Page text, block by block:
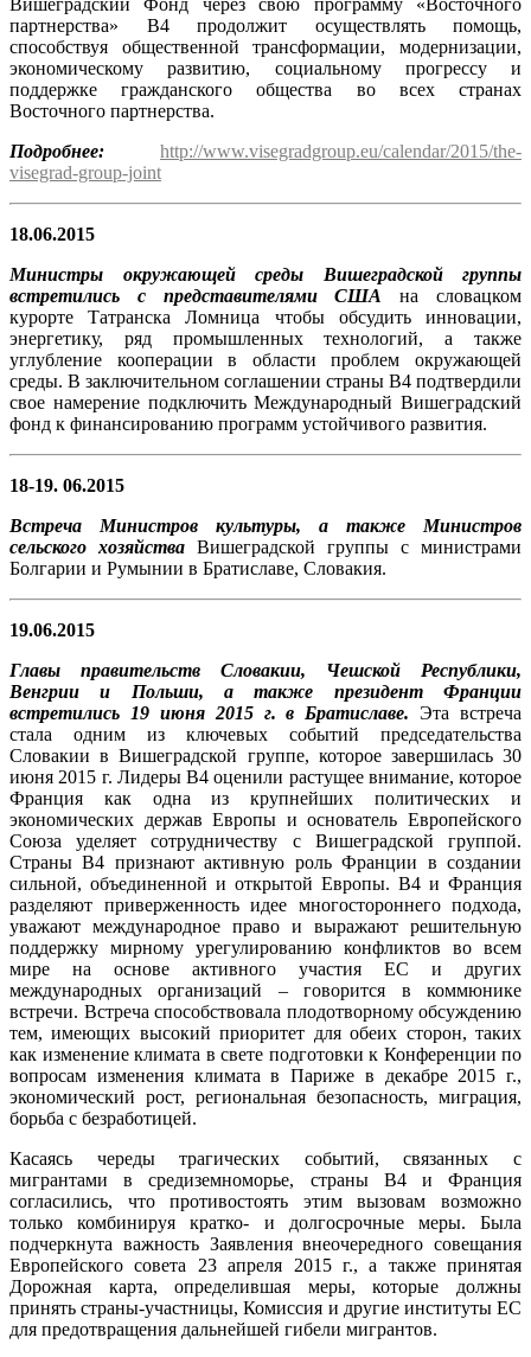
партнерства» В4 продолжит осуществлять помощь,
способствуя общественной трансформации, модернизации,
экономическому развитию, социальному прогрессу и
поддержке гражданского общества во всех странах
Восточного партнерства.
Подробнее:
http://www.visegradgroup.eu/calendar/2015/the-
visegrad-group-joint
18.06.2015
Министры окружающей среды Вишеградской группы
встретились с представителями США
на словацком
курорте Татранска Ломница чтобы обсудить инновации,
энергетику, ряд промышленных технологий, а также
углубление кооперации в области проблем окружающей
среды. В заключительном соглашении страны В4 подтвердили
свое намерение подключить Международный Вишеградский
фонд к финансированию программ устойчивого развития.
18-19. 06.2015
Встреча Министров культуры, а также Министров
сельского хозяйства Вишеградской группы с министрами
Болгарии и Румынии в Братиславе, Словакия.
19.06.2015
Главы правительств Словакии, Чешской Республики,
Венгрии и Польши, а также президент Франции
встретились 19 июня 2015 г. в Братиславе. Эта встреча
стала одним из ключевых событий председательства
Словакии в Вишеградской группе, которое завершилась 30
июня 2015 г. Лидеры В4 оценили растущее внимание, которое
Франция как одна из крупнейших политических и
экономических держав Европы и основатель Европейского
Союза уделяет сотрудничеству с Вишеградской группой.
Страны В4 признают активную роль Франции в создании
сильной, объединенной и открытой Европы. В4 и Франция
разделяют приверженность идее многостороннего подхода,
уважают международное право и выражают решительную
поддержку мирному урегулированию конфликтов во всем
мире на основе активного участия ЕС и других
международных организаций – говорится в коммюнике
встречи. Встреча способствовала плодотворному обсуждению
тем, имеющих высокий приоритет для обеих сторон, таких
как изменение климата в свете подготовки к Конференции по
вопросам изменения климата в Париже в декабре 2015 г.,
экономический рост, региональная безопасность, миграция,
борьба с безработицей.
Касаясь череды трагических событий, связанных с
мигрантами в средиземноморье, страны В4 и Франция
согласились, что противостоять этим вызовам возможно
только комбинируя кратко- и долгосрочные меры. Была
подчеркнута важность Заявления внеочередного совещания
Европейского совета 23 апреля 2015 г., а также принятая
Дорожная карта, определившая меры, которые должны
принять страны-участницы, Комиссия и другие институты ЕС
для предотвращения дальнейшей гибели мигрантов.